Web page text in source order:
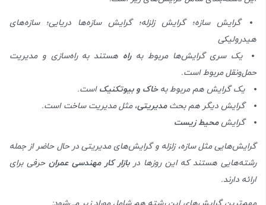
گرایش سازه؛ گرایش زلزله؛ گرایش سازه‌ها دریایی؛ سازه‌های
هیدرولیکی
یک سری گرایش‌ها مربوط به راه هستند به راه‌سازی و مدیریت
حمل‌ونقل مربوط است.
یک گرایش هم مربوط بهخاک و بیوتکنیک است.
گرایش دیگر هم بحثمدیریتی، مثل مدیریت ساخت است.
گرایشمحیط زیست
گرایش‌هایی مثل سازه، زلزله و گرایش‌های مدیریتی در حال حاضر از جمله
رشته‌هایی هستند که این روز‌ها دربازار کار مهندسی عمران حرفی برای
ارائه دارند.